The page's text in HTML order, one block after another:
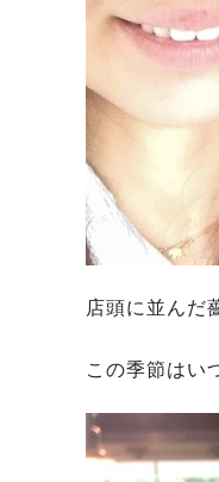
店頭に並んだ
この季節はい